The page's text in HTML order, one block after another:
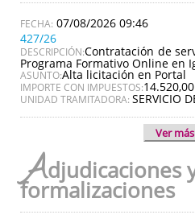
07/08/2026 09:46
427/26
DESCRIPCIÓN:Contratación de
Programa Formativo Online en
ASUNTO:Alta licitación en Portal
IMPORTE CON IMPUESTOS:
UNIDAD TRAMITADORA: SERVICIO
Ver más
Adjudicaciones
formalizaciones